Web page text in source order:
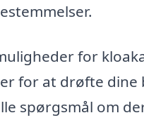
for
for at drøfte dine
spørgsmål om